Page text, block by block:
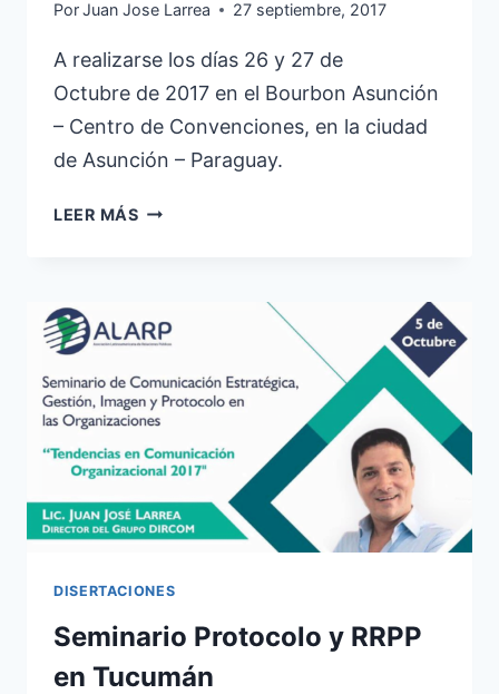
PorJuan Jose Larrea 27 septiembre, 2017
A realizarse los días 26 y 27 de
Octubre de 2017 en el Bourbon Asunción
– Centro de Convenciones, en la ciudad
de Asunción – Paraguay.
LEER MÁSCONGRESO
MARKETING
COMUNICACIÓN
POLÍTICA
DISERTACIONES
Seminario Protocolo y RRPP
en Tucumán